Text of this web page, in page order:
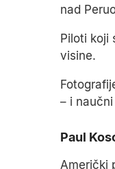
nad
Piloti koji
visine.
– i
Paul
Američki